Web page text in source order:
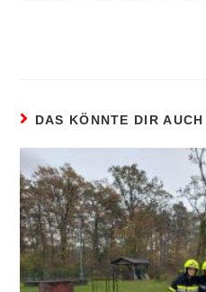
DAS KÖNNTE DIR